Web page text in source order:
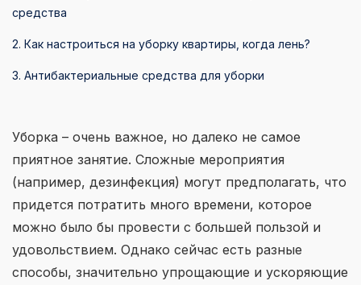
средства
2. Как настроиться на уборку квартиры, когда лень?
3. Антибактериальные средства для уборки
Уборка – очень важное, но далеко не самое
приятное занятие. Сложные мероприятия
(например, дезинфекция) могут предполагать, что
придется потратить много времени, которое
можно было бы провести с большей пользой и
удовольствием. Однако сейчас есть разные
способы, значительно упрощающие и ускоряющие